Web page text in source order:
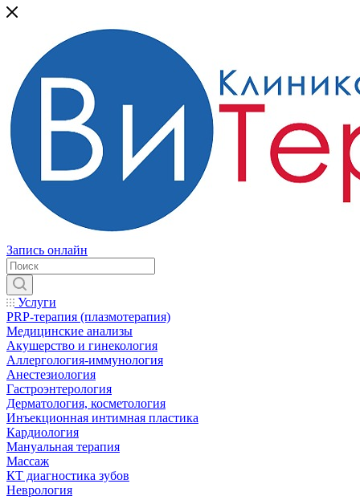
Запись онлайн
Услуги
PRP-терапия (плазмотерапия)
Медицинские анализы
Акушерство и гинекология
Аллергология-иммунология
Анестезиология
Гастроэнтерология
Дерматология, косметология
Инъекционная интимная пластика
Кардиология
Мануальная терапия
Массаж
КТ диагностика зубов
Неврология